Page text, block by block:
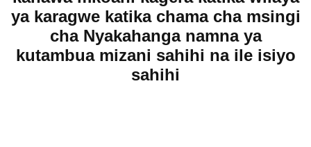
ya karagwe katika chama cha msingi
cha Nyakahanga namna ya
kutambua mizani sahihi na ile isiyo
sahihi